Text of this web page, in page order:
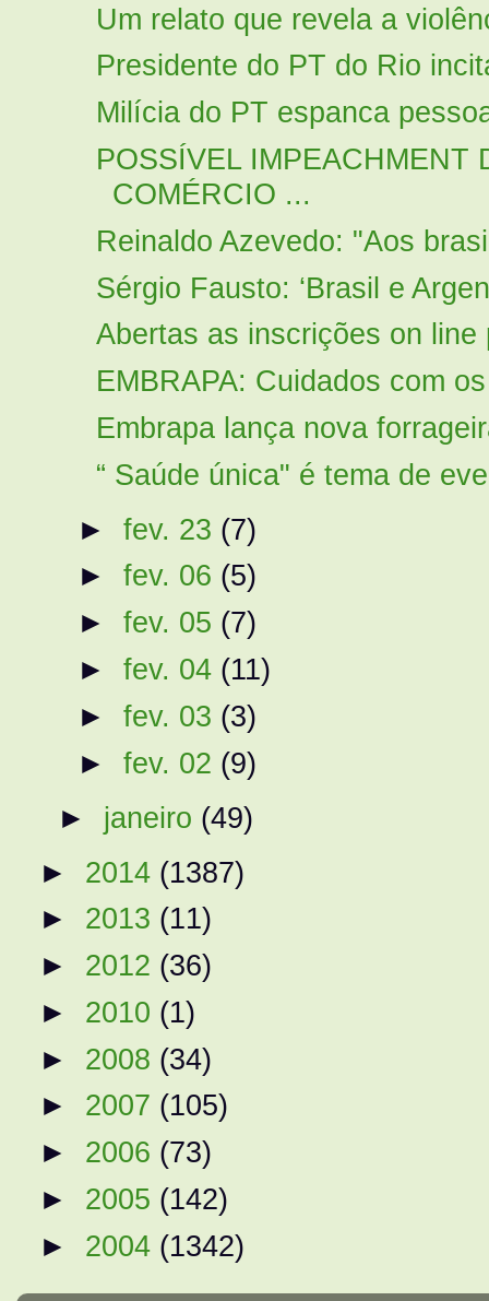
Um relato que revela a
Presidente do PT do Rio
Milícia do PT espanca
POSSÍVEL IMPEACHMENT
COMÉRCIO ...
Reinaldo Azevedo: "Aos
Sérgio Fausto: ‘Brasil e
Abertas as inscrições on
EMBRAPA: Cuidados com
Embrapa lança nova
“ Saúde única" é tema de
► fev. 23 (7)
► fev. 06 (5)
► fev. 05 (7)
► fev. 04 (11)
► fev. 03 (3)
► fev. 02 (9)
► janeiro (49)
► 2014 (1387)
► 2013 (11)
► 2012 (36)
► 2010 (1)
► 2008 (34)
► 2007 (105)
► 2006 (73)
► 2005 (142)
► 2004 (1342)